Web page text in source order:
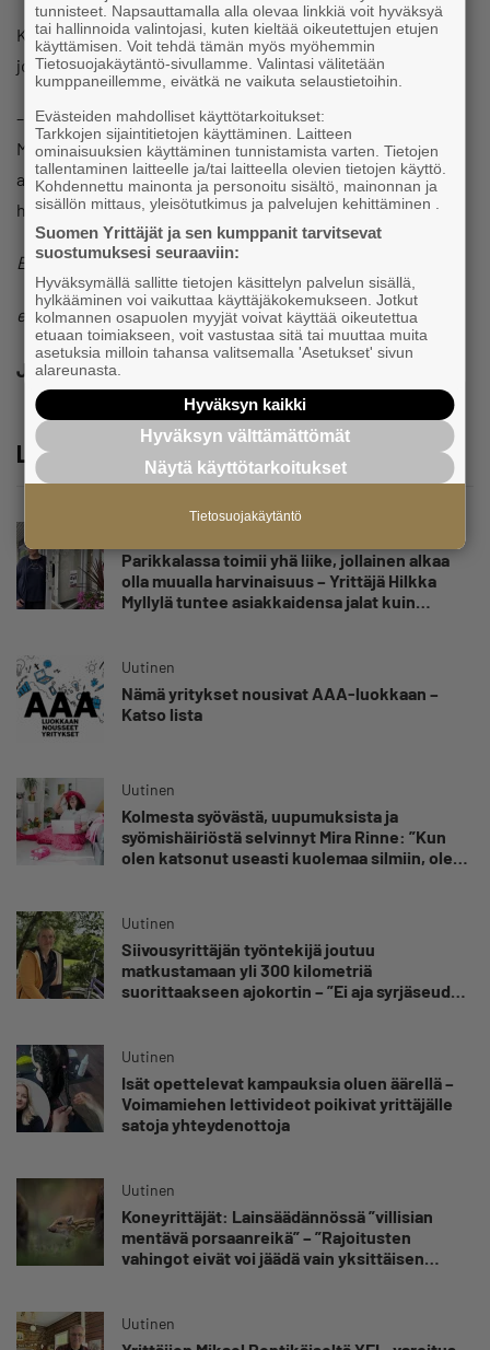
Kirjoittajat ovat tehneet kirjaan tehtäviä ja yhteenvetoja,
jotka haastavat lukijaa miettimään omaa työelämäänsä.
– Ulkoa annetut ohjeet eivät tule käytäntöön.
Mietintätehtävät voivat palauttaa omiin kokemuksiin ja
antaa oivalluksia omasta arjesta. Ainakin kiinnittää
huomiota siihen, mikä on muutoksen alku, Hiila sanoo.
Elina Hakola
elina.hakola (at) yrittajat.fi
Jaa
Lue lisää
Parikkalassa toimii yhä liike, jollainen alkaa
olla muualla harvinaisuus – Yrittäjä Hilkka
Myllylä tuntee asiakkaidensa jalat kuin
Uutinen
Nämä yritykset nousivat AAA-luokkaan –
Katso lista
Uutinen
Kolmesta syövästä, uupumuksista ja
syömishäiriöstä selvinnyt Mira Rinne: ”Kun
olen katsonut useasti kuolemaa silmiin, olen
Uutinen
Siivousyrittäjän työntekijä joutuu
matkustamaan yli 300 kilometriä
suorittaakseen ajokortin – ”Ei aja syrjäseudun
Uutinen
Isät opettelevat kampauksia oluen äärellä –
Voimamiehen lettivideot poikivat yrittäjälle
satoja yhteydenottoja
Uutinen
Koneyrittäjät: Lainsäädännössä ”villisian
mentävä porsaanreikä” – ”Rajoitusten
vahingot eivät voi jäädä vain yksittäisen
Uutinen
tunnisteet. Napsauttamalla alla olevaa linkkiä voit hyväksyä
tai hallinnoida valintojasi, kuten kieltää oikeutettujen etujen
käyttämisen. Voit tehdä tämän myös myöhemmin
Tietosuojakäytäntö-sivullamme. Valintasi välitetään
kumppaneillemme, eivätkä ne vaikuta selaustietoihin.
Evästeiden mahdolliset käyttötarkoitukset:
Tarkkojen sijaintitietojen käyttäminen. Laitteen
ominaisuuksien käyttäminen tunnistamista varten. Tietojen
tallentaminen laitteelle ja/tai laitteella olevien tietojen käyttö.
Kohdennettu mainonta ja personoitu sisältö, mainonnan ja
sisällön mittaus, yleisötutkimus ja palvelujen kehittäminen .
Suomen Yrittäjät ja sen kumppanit tarvitsevat
suostumuksesi seuraaviin:
Hyväksymällä sallitte tietojen käsittelyn palvelun sisällä,
hylkääminen voi vaikuttaa käyttäjäkokemukseen. Jotkut
kolmannen osapuolen myyjät voivat käyttää oikeutettua
etuaan toimiakseen, voit vastustaa sitä tai muuttaa muita
asetuksia milloin tahansa valitsemalla 'Asetukset' sivun
alareunasta.
Hyväksyn kaikki
Hyväksyn välttämättömät
Näytä käyttötarkoitukset
Tietosuojakäytäntö